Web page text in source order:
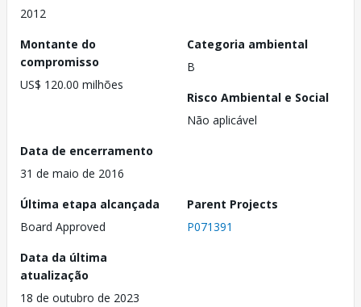
2012
Montante do
compromisso
US$ 120.00 milhões
Categoria ambiental
B
Risco Ambiental e Social
Não aplicável
Data de encerramento
31 de maio de 2016
Última etapa alcançada
Board Approved
Parent Projects
P071391
Data da última
atualização
18 de outubro de 2023